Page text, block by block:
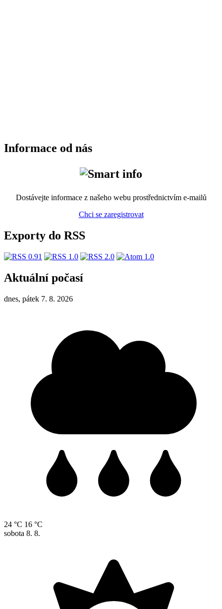
Informace od nás
Dostávejte informace z našeho webu prostřednictvím e-mailů
Chci se zaregistrovat
Exporty do RSS
Aktuální počasí
dnes, pátek 7. 8. 2026
24 °C 16 °C
sobota 8. 8.